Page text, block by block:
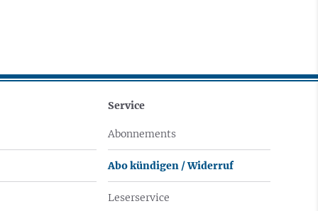
Service
Abonnements
Abo kündigen / Widerruf
Leserservice